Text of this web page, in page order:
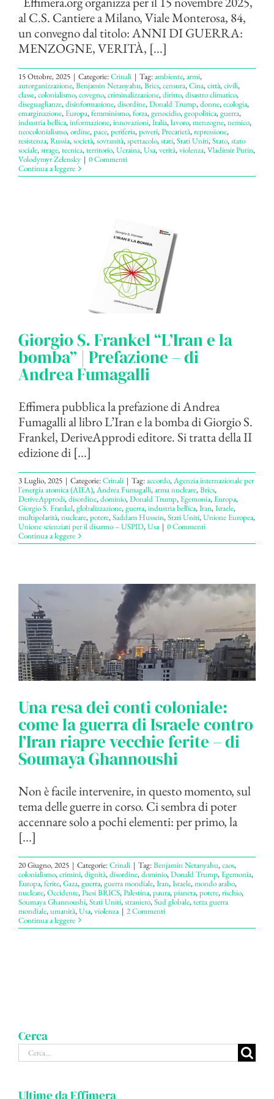
al C.S. Cantiere a Milano, Viale Monterosa, 84,
un convegno dal titolo: ANNI DI GUERRA:
MENZOGNE, VERITÀ, [...]
15 Ottobre, 2025 | Categorie:Crinali | Tag:ambiente,armi,
autorganizzazione,Benjamin Netanyahu,Brics,censura,Cina,città,civili,
classe,colonialismo,covegno,criminalizzazione,diritto,disastro climatico,
diseguaglianze,disinformazione,disordine,Donald Trump,donne,ecologia,
emarginazione,Europa,femminismo,forza,genocidio,geopolitica,guerra,
industria bellica,informazione,innovazioni,Italia,lavoro,menzogne,nemico,
neocolonialismo,ordine,pace,periferia,poveri,Precarietà,repressione,
resistenza,Russia,società,sovranità,spettacolo,stati,Stati Uniti,Stato,stato
sociale,strage,tecnica,territorio,Ucraina,Usa,verità,violenza,Vladimir Putin,
Volodymyr Zelensky | 0 Commenti
Continua a leggere
Giorgio S. Frankel “L’Iran e la
bomba” | Prefazione – di
Andrea Fumagalli
Effimera pubblica la prefazione di Andrea
Fumagalli al libro L’Iran e la bomba di Giorgio S.
Frankel, DeriveApprodi editore. Si tratta della II
edizione di [...]
3 Luglio, 2025 | Categorie:Crinali | Tag:accordo,Agenzia internazionale per
l'energia atomica (AIEA),Andrea Fumagalli,arma nucleare,Brics,
DeriveApprodi,disordine,dominio,Donald Trump,Egemonia,Europa,
Giorgio S. Frankel,globalizzazione,guerra,industria bellica,Iran,Israele,
multipolarità,nucleare,potere,Saddam Hussein,Stati Uniti,Unione Europea,
Unione scienziati per il disarmo – USPID,Usa | 0 Commenti
Continua a leggere
Una resa dei conti coloniale:
come la guerra di Israele contro
l’Iran riapre vecchie ferite – di
Soumaya Ghannoushi
Non è facile intervenire, in questo momento, sul
tema delle guerre in corso. Ci sembra di poter
accennare solo a pochi elementi: per primo, la
[...]
20 Giugno, 2025 | Categorie:Crinali | Tag:Benjamin Netanyahu,caos,
colonialismo,crimini,dignità,disordine,dominio,Donald Trump,Egemonia,
Europa,ferite,Gaza,guerra,guerra mondiale,Iran,Israele,mondo arabo,
nucleare,Occidente,Paesi BRICS,Palestina,paura,pianeta,potere,rischio,
Soumaya Ghannoushi,Stati Uniti,straniero,Sud globale,terza guerra
mondiale,umanità,Usa,violenza | 2 Commenti
Continua a leggere
Cerca
Cerca
per:
Ultime da Effimera